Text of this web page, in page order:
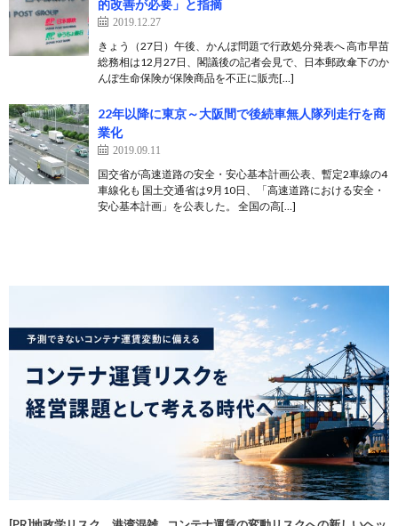
的改善が必要」と指摘
2019.12.27
きょう（27日）午後、かんぽ問題で行政処分発表へ 高市早苗
総務相は12月27日、閣議後の記者会見で、日本郵政傘下のか
んぽ生命保険が保険商品を不正に販売[…]
22年以降に東京～大阪間で後続車無人隊列走行を商
業化
2019.09.11
国交省が高速道路の安全・安心基本計画公表、暫定2車線の4
車線化も 国土交通省は9月10日、「高速道路における安全・
安心基本計画」を公表した。 全国の高[…]